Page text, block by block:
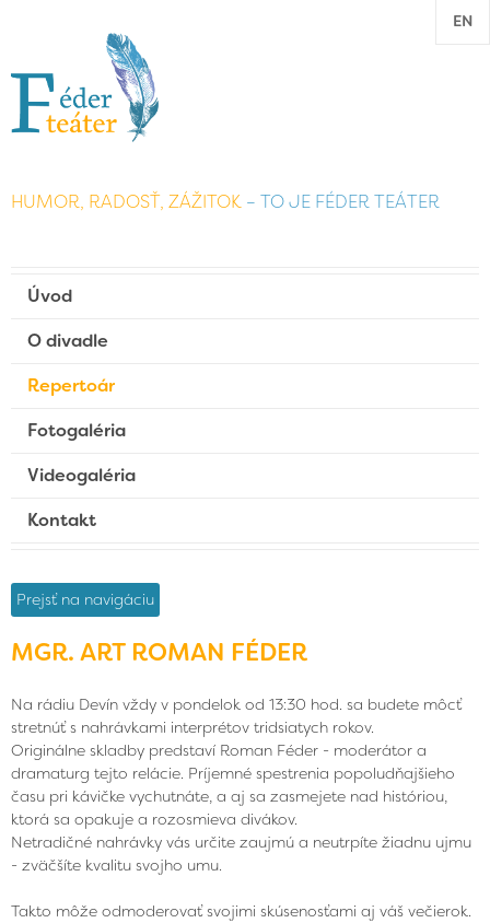
EN
HUMOR, RADOSŤ, ZÁŽITOK – TO JE FÉDER TEÁTER
Úvod
O divadle
Repertoár
Fotogaléria
Videogaléria
Kontakt
Prejsť na navigáciu
MGR. ART ROMAN FÉDER
Na rádiu Devín vždy v pondelok od 13:30 hod. sa budete môcť
stretnúť s nahrávkami interprétov tridsiatych rokov.
Originálne skladby predstaví Roman Féder - moderátor a
dramaturg tejto relácie. Príjemné spestrenia popoludňajšieho
času pri kávičke vychutnáte, a aj sa zasmejete nad históriou,
ktorá sa opakuje a rozosmieva divákov.
Netradičné nahrávky vás určite zaujmú a neutrpíte žiadnu ujmu
- zväčšíte kvalitu svojho umu.
Takto môže odmoderovať svojimi skúsenosťami aj váš večierok.